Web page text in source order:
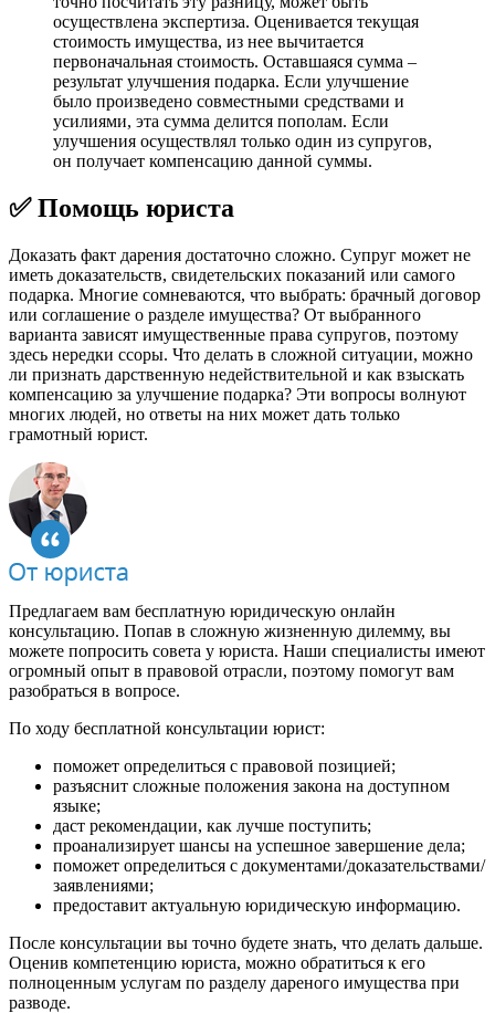
осуществлена экспертиза. Оценивается текущая
стоимость имущества, из нее вычитается
первоначальная стоимость. Оставшаяся сумма –
результат улучшения подарка. Если улучшение
было произведено совместными средствами и
усилиями, эта сумма делится пополам. Если
улучшения осуществлял только один из супругов,
он получает компенсацию данной суммы.
✅ Помощь юриста
Доказать факт дарения достаточно сложно. Супруг может не
иметь доказательств, свидетельских показаний или самого
подарка. Многие сомневаются, что выбрать: брачный договор
или соглашение о разделе имущества? От выбранного
варианта зависят имущественные права супругов, поэтому
здесь нередки ссоры. Что делать в сложной ситуации, можно
ли признать дарственную недействительной и как взыскать
компенсацию за улучшение подарка? Эти вопросы волнуют
многих людей, но ответы на них может дать только
грамотный юрист.
Предлагаем вам бесплатную юридическую онлайн
консультацию. Попав в сложную жизненную дилемму, вы
можете попросить совета у юриста. Наши специалисты имеют
огромный опыт в правовой отрасли, поэтому помогут вам
разобраться в вопросе.
По ходу бесплатной консультации юрист:
поможет определиться с правовой позицией;
разъяснит сложные положения закона на доступном
языке;
даст рекомендации, как лучше поступить;
проанализирует шансы на успешное завершение дела;
поможет определиться с документами/доказательствами/
заявлениями;
предоставит актуальную юридическую информацию.
После консультации вы точно будете знать, что делать дальше.
Оценив компетенцию юриста, можно обратиться к его
полноценным услугам по разделу дареного имущества при
разводе.